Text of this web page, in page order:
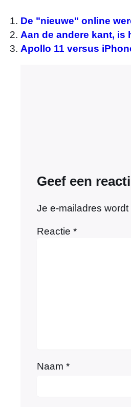
De "nieuwe" online
Aan de andere kant, is
Apollo 11 versus
Geef een
Je e-mailadres
Reactie *
Naam *